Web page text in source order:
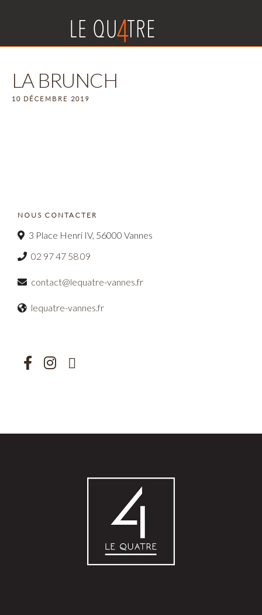
LA BRUNCH
10 DÉCEMBRE 2019
NOUS CONTACTER
3 Place Henri IV, 56000 Vannes
02 97 47 58 09
contact@lequatre-vannes.fr
lequatre-vannes.fr